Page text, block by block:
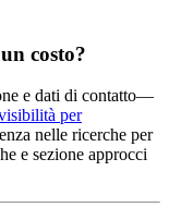
costo?
e dati di contatto—
per
nelle ricerche per
e sezione approcci